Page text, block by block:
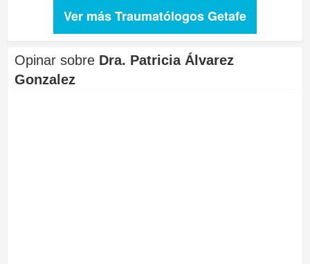
Ver más Traumatólogos Getafe
Opinar sobre Dra. Patricia Álvarez
Gonzalez